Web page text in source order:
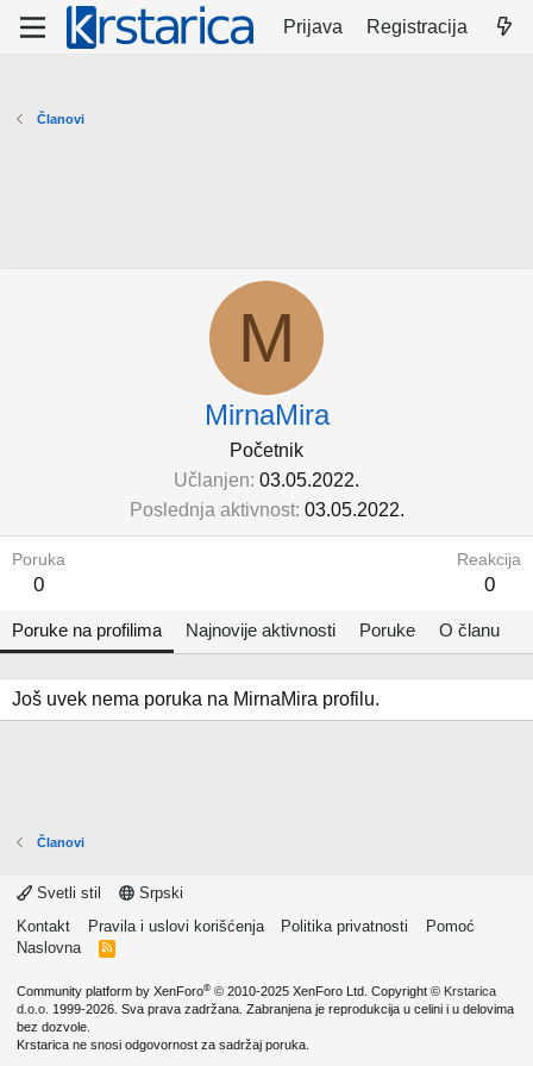
Prijava Registracija
Članovi
M
MirnaMira
Početnik
Učlanjen 03.05.2022.
Poslednja aktivnost 03.05.2022.
Poruka
0
Reakcija
0
Poruke na profilima Najnovije aktivnosti Poruke O članu
Još uvek nema poruka na MirnaMira profilu.
Članovi
Svetli stil
Srpski
Kontakt
Pravila i uslovi korišćenja Politika privatnosti
Pomoć
Naslovna
R
Community platform by XenForo® © 2010-2025 XenForo Ltd. Copyright © Krstarica
d.o.o. 1999-2026. Sva prava zadržana. Zabranjena je reprodukcija u celini i u delovima
bez dozvole.
Krstarica ne snosi odgovornost za sadržaj poruka.